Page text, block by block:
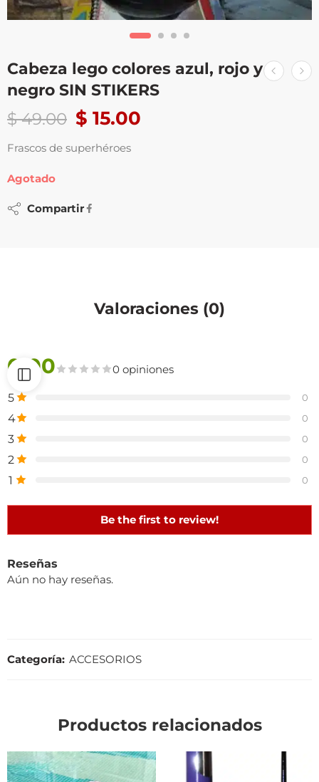
Cabeza lego colores azul, rojo y
negro SIN STIKERS
$49.00 $ 15.00
Frascos de superhéroes
Agotado
Compartir
Valoraciones (0)
0.00 0 opiniones
5 0
4 0
3 0
2 0
1 0
Be the first to review!
Reseñas
Aún no hay reseñas.
Categoría: ACCESORIOS
Productos relacionados